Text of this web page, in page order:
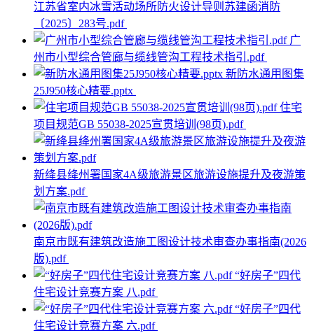
江苏省室内冰雪活动场所防火设计导则苏建函消防
〔2025〕283号.pdf
广
州市小型综合管廊与缆线管沟工程技术指引.pdf
新防水通用图集
25J950核心精要.pptx
住宅
项目规范GB 55038-2025宣贯培训(98页).pdf
新绛县绛州署国家4A级旅游景区旅游设施提升及夜游策
划方案.pdf
南京市既有建筑改造施工图设计技术审查办事指南(2026
版).pdf
“好房子”四代
住宅设计竞赛方案 八.pdf
“好房子”四代
住宅设计竞赛方案 六.pdf